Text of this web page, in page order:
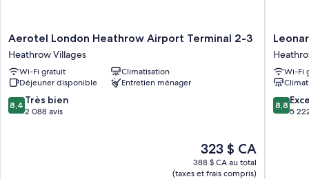
Aerotel
London
Heathrow
Airport
Terminal
2-
3
Aerotel London Heathrow Airport Terminal 2-3
Heathrow Villages
Wi-Fi gratuit
Climatisation
Déjeuner disponible
Entretien ménager
8.4
sur
8,4 Très bien
2 088 avis
Le
prix
est
323 $ CA
388 $ CA au total
(taxes et frais compris)
London
Airport
Villages
Wi-Fi
8.8
sur
8,8
5